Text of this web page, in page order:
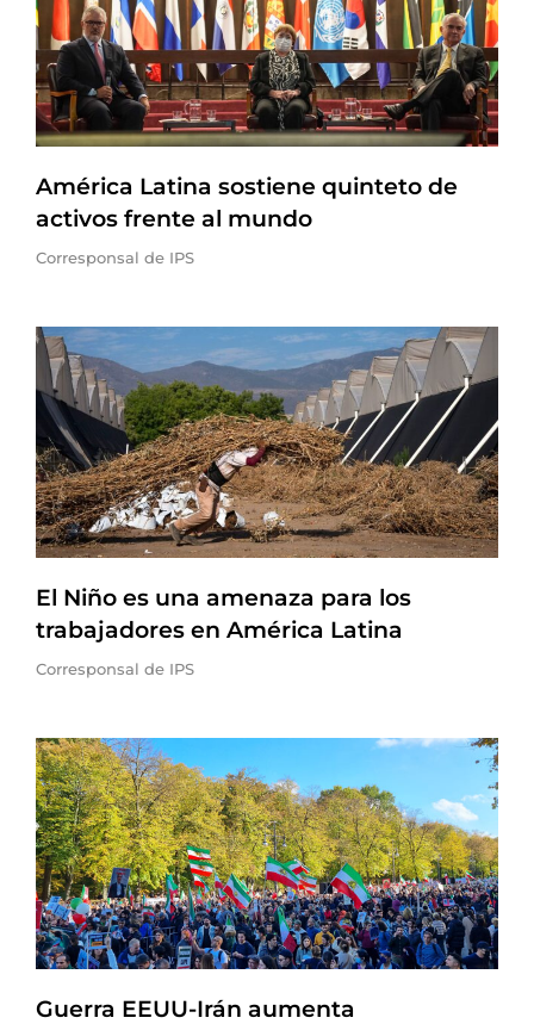
América Latina sostiene quinteto de
activos frente al mundo
Corresponsal de IPS
El Niño es una amenaza para los
trabajadores en América Latina
Corresponsal de IPS
Guerra EEUU-Irán aumenta